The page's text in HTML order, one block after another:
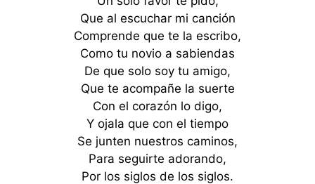
Que al escuchar mi canción
Comprende que te la escribo,
Como tu novio a sabiendas
De que solo soy tu amigo,
Que te acompañe la suerte
Con el corazón lo digo,
Y ojala que con el tiempo
Se junten nuestros caminos,
Para seguirte adorando,
Por los siglos de los siglos.